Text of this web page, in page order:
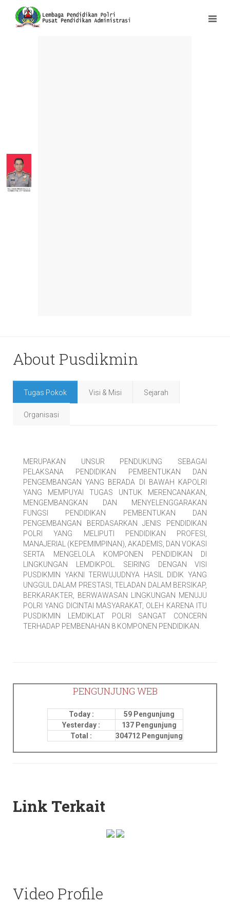
About Pusdikmin
Tugas Pokok Visi & Misi Sejarah
Organisasi
MERUPAKAN UNSUR PENDUKUNG SEBAGAI
PELAKSANA PENDIDIKAN PEMBENTUKAN DAN
PENGEMBANGAN YANG BERADA DI BAWAH KAPOLRI
YANG MEMPUYAI TUGAS UNTUK MERENCANAKAN,
MENGEMBANGKAN DAN MENYELENGGARAKAN
FUNGSI PENDIDIKAN PEMBENTUKAN DAN
PENGEMBANGAN BERDASARKAN JENIS PENDIDIKAN
POLRI YANG MELIPUTI PENDIDIKAN PROFESI,
MANAJERIAL (KEPEMIMPINAN), AKADEMIS, DAN VOKASI
SERTA MENGELOLA KOMPONEN PENDIDIKAN DI
LINGKUNGAN LEMDIKPOL. SEIRING DENGAN VISI
PUSDIKMIN YAKNI TERWUJUDNYA HASIL DIDIK YANG
UNGGUL DALAM PRESTASI, TELADAN DALAM BERSIKAP,
BERKARAKTER, BERWAWASAN LINGKUNGAN MENUJU
POLRI YANG DICINTAI MASYARAKAT, OLEH KARENA ITU
PUSDIKMIN LEMDIKLAT POLRI SANGAT CONCERN
TERHADAP PEMBENAHAN 8 KOMPONEN PENDIDIKAN.
PENGUNJUNG WEB
Today :
59 Pengunjung
Yesterday :
137 Pengunjung
Total :
304712 Pengunjung
Link Terkait
Video Profile